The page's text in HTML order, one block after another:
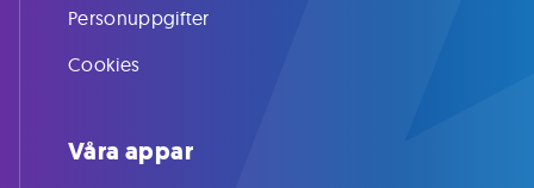
Personuppgifter
Cookies
Våra appar